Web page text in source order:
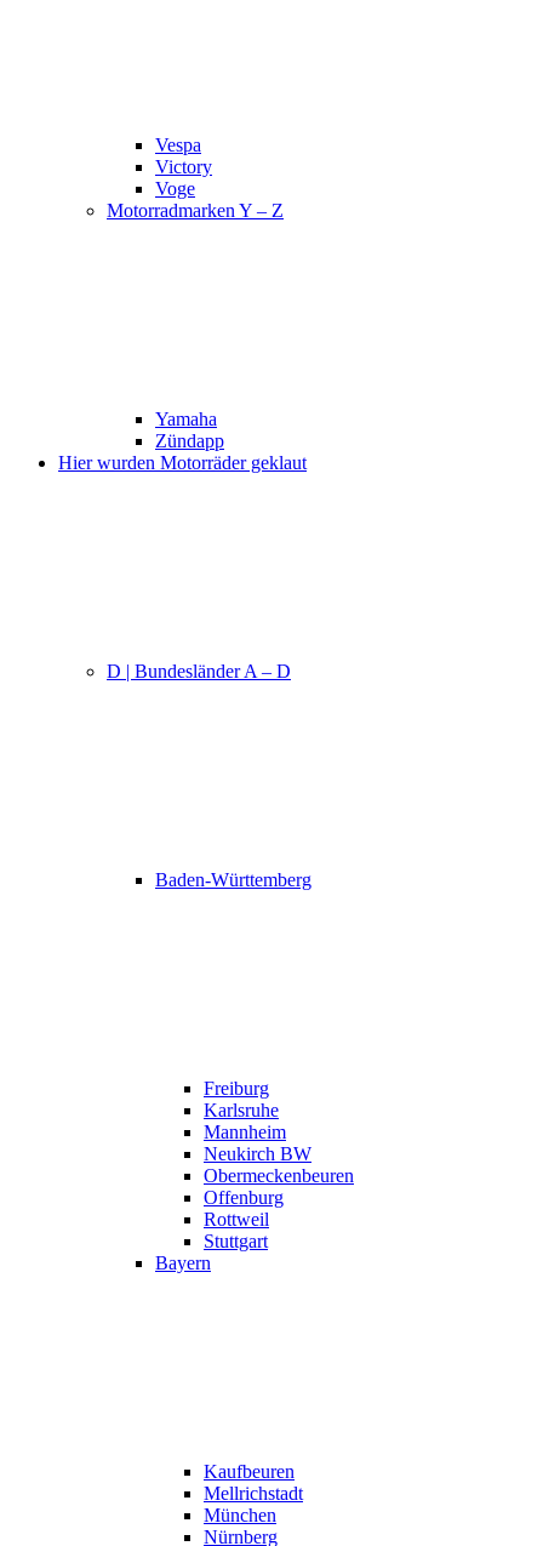
Vespa
Victory
Voge
Motorradmarken Y – Z
Yamaha
Zündapp
Hier wurden Motorräder geklaut
D | Bundesländer A – D
Baden-Württemberg
Freiburg
Karlsruhe
Mannheim
Neukirch BW
Obermeckenbeuren
Offenburg
Rottweil
Stuttgart
Bayern
Kaufbeuren
Mellrichstadt
München
Nürnberg